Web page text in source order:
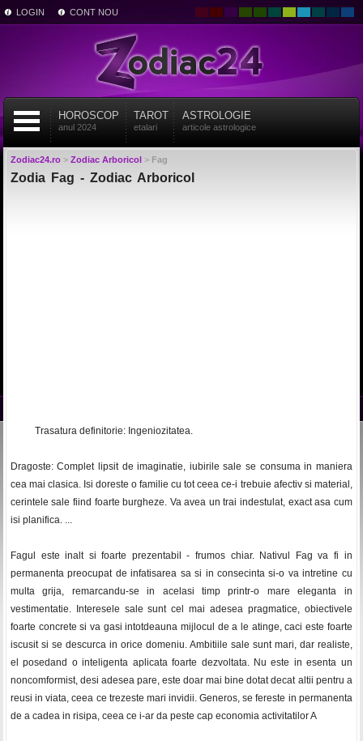
LOGIN CONT NOU
HOROSCOP
anul 2024
TAROT
etalari
ASTROLOGIE
articole astrologice
Zodiac24.ro> Zodiac Arboricol> Fag
Zodia Fag - Zodiac Arboricol
Trasatura definitorie: Ingeniozitatea.
Dragoste: Complet lipsit de imaginatie, iubirile sale se consuma in maniera
cea mai clasica. Isi doreste o familie cu tot ceea ce-i trebuie afectiv si material,
cerintele sale fiind foarte burgheze. Va avea un trai indestulat, exact asa cum
isi planifica. ...
Fagul este inalt si foarte prezentabil - frumos chiar. Nativul Fag va fi in
permanenta preocupat de infatisarea sa si in consecinta si-o va intretine cu
multa grija, remarcandu-se in acelasi timp printr-o mare eleganta in
vestimentatie. Interesele sale sunt cel mai adesea pragmatice, obiectivele
foarte concrete si va gasi intotdeauna mijlocul de a le atinge, caci este foarte
iscusit si se descurca in orice domeniu. Ambitiile sale sunt mari, dar realiste,
el posedand o inteligenta aplicata foarte dezvoltata. Nu este in esenta un
noncomformist, desi adesea pare, este doar mai bine dotat decat altii pentru a
reusi in viata, ceea ce trezeste mari invidii. Generos, se fereste in permanenta
de a cadea in risipa, ceea ce i-ar da peste cap economia activitatilor A